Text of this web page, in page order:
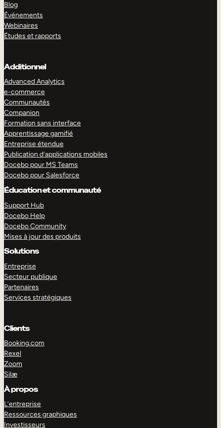
Blog
Événements
Webinaires
Études et rapports
Additionnel
Advanced Analytics
e-commerce
Communautés
Companion
Formation sans interface
Apprentissage gamifié
Entreprise étendue
Publication d’applications mobiles
Docebo pour MS Teams
Docebo pour Salesforce
Éducation et communauté
Support Hub
Docebo Help
Docebo Community
Mises à jour des produits
Solutions
Entreprise
Secteur publique
Partenaires
Services stratégiques
Clients
Booking.com
Rexel
Zoom
Silæ
À propos
L’entreprise
Ressources graphiques
Investisseurs